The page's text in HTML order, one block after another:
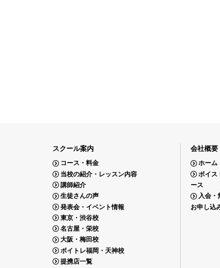
スクール案内
コース・料金
当校の紹介・レッスン内容
講師紹介
生徒さんの声
発表会・イベント情報
東京・渋谷校
名古屋・栄校
大阪・梅田校
ボイトレ福岡・天神校
提携店一覧
会社概要
ホーム
ボイス
ース
入会・
お申し込